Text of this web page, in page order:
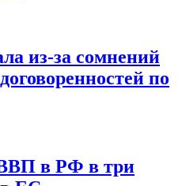
из-за сомнений
по
в РФ в три